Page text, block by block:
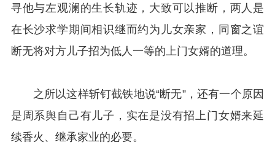
寻他与左观澜的生长轨迹，大致可以推断，两人是
在长沙求学期间相识继而约为儿女亲家，同窗之谊
断无将对方儿子招为低人一等的上门女婿的道理。
之所以这样斩钉截铁地说“断无”，还有一个原因
是周系舆自己有儿子，实在是没有招上门女婿来延
续香火、继承家业的必要。